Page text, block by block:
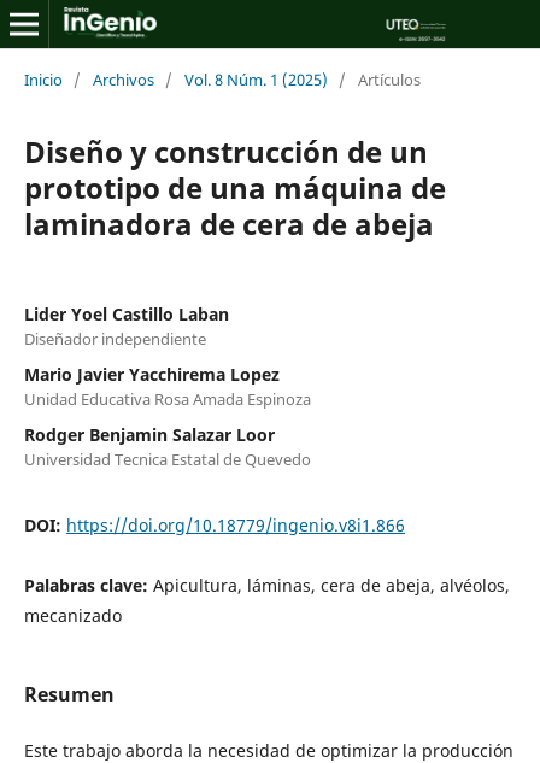
Inicio / Archivos / Vol. 8 Núm. 1 (2025) / Artículos
Diseño y construcción de un
prototipo de una máquina de
laminadora de cera de abeja
Lider Yoel Castillo Laban
Diseñador independiente
Mario Javier Yacchirema Lopez
Unidad Educativa Rosa Amada Espinoza
Rodger Benjamin Salazar Loor
Universidad Tecnica Estatal de Quevedo
DOI: https://doi.org/10.18779/ingenio.v8i1.866
Palabras clave: Apicultura, láminas, cera de abeja, alvéolos,
mecanizado
Resumen
Este trabajo aborda la necesidad de optimizar la producción